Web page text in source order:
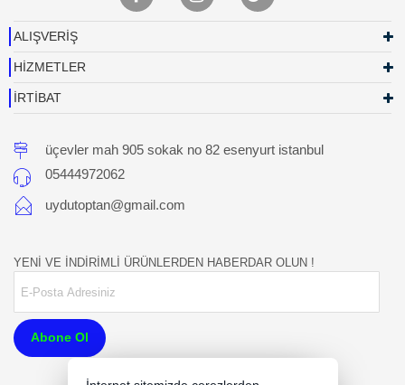
ALIŞVERİŞ
HİZMETLER
İRTİBAT
üçevler mah 905 sokak no 82 esenyurt istanbul
05444972062
uydutoptan@gmail.com
YENİ VE İNDİRİMLİ ÜRÜNLERDEN HABERDAR OLUN !
Abone Ol